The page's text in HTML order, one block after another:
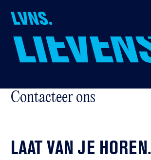
Contacteer ons
LAAT VAN JE HOREN.